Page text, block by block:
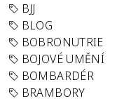
BJJ
BLOG
BOBRONUTRIE
BOJOVÉ UMĚNÍ
BOMBARDÉR
BRAMBORY